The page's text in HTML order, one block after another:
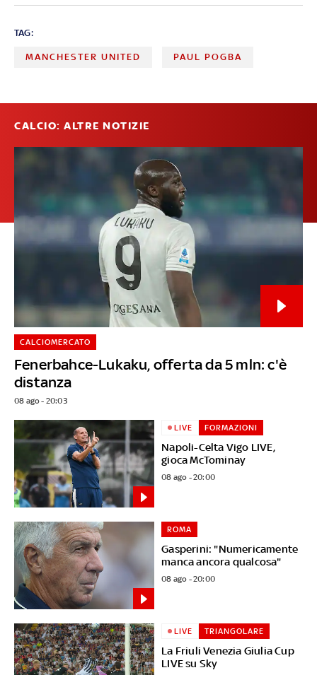
TAG:
MANCHESTER UNITED PAUL POGBA
CALCIO: ALTRE NOTIZIE
Fenerbahce-Lukaku, offerta da 5 mln: c'è
distanza
CALCIOMERCATO
08 ago - 20:03
Napoli-Celta Vigo LIVE,
gioca McTominay
LIVE FORMAZIONI
08 ago - 20:00
Gasperini: "Numericamente
manca ancora qualcosa"
ROMA
08 ago - 20:00
La Friuli Venezia Giulia Cup
LIVE su Sky
LIVE TRIANGOLARE